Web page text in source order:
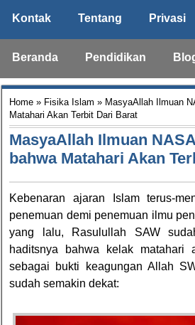
Kontak Tentang Privasi
Beranda Pendidikan
Home » Fisika Islam » MasyaAllah Ilmuan
Matahari Akan Terbit Dari Barat
MasyaAllah Ilmuan
bahwa Matahari Akan
Kebenaran ajaran Islam terus-
penemuan demi penemuan ilmu
yang lalu, Rasulullah SAW
haditsnya bahwa kelak matahari
sebagai bukti keagungan Allah
sudah semakin dekat: